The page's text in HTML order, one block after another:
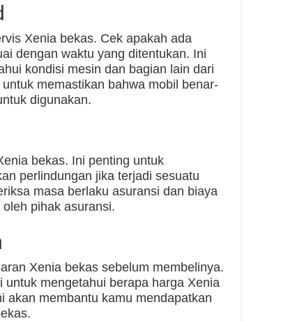
Xenia bekas. Cek apakah ada
dengan waktu yang ditentukan. Ini
kondisi mesin dan bagian lain dari
memastikan bahwa mobil benar-
digunakan.
bekas. Ini penting untuk
perlindungan jika terjadi sesuatu
masa berlaku asuransi dan biaya
pihak asuransi.
Xenia bekas sebelum membelinya.
mengetahui berapa harga Xenia
akan membantu kamu mendapatkan